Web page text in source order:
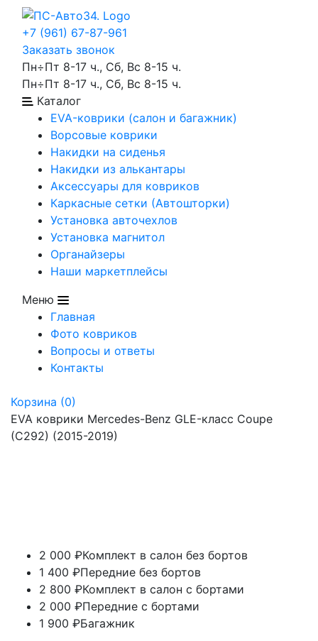
+7 (961) 67-87-961
Заказать звонок
Пн÷Пт 8-17 ч., Сб, Вс 8-15 ч.
Пн÷Пт 8-17 ч., Сб, Вс 8-15 ч.
Каталог
EVA-коврики (салон и багажник)
Ворсовые коврики
Накидки на сиденья
Накидки из алькантары
Аксессуары для ковриков
Каркасные сетки (Автошторки)
Установка авточехлов
Установка магнитол
Органайзеры
Наши маркетплейсы
Меню
Главная
Фото ковриков
Вопросы и ответы
Контакты
Корзина (0)
EVA коврики Mercedes-Benz GLE-класс Coupe
(C292) (2015-2019)
2 000 ₽Комплект в салон без бортов
1 400 ₽Передние без бортов
2 800 ₽Комплект в салон с бортами
2 000 ₽Передние с бортами
1 900 ₽Багажник